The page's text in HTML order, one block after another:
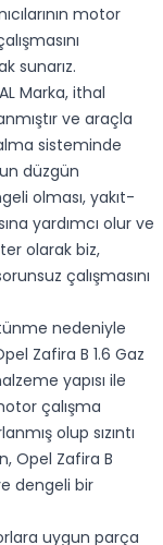
motor
sunarız.
Marka, ithal
ve araçla
sisteminde
düzgün
olması, yakıt-
yardımcı olur ve
olarak biz,
çalışmasını
nedeniyle
Zafira B 1.6 Gaz
yapısı ile
çalışma
olup sızıntı
Opel Zafira B
dengeli bir
uygun parça